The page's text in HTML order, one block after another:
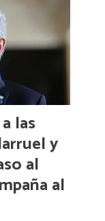
las
y
al
al